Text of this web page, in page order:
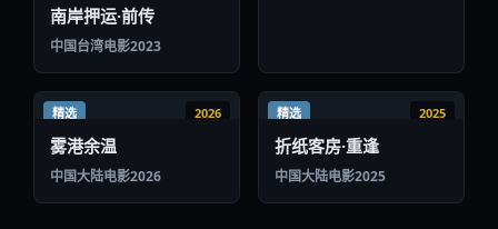
南岸押运·前传
中国台湾电影2023
精选 2026
雾港余温
中国大陆电影2026
精选 2025
折纸客房·重逢
中国大陆电影2025